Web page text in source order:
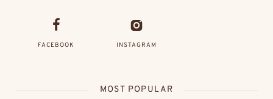
FACEBOOK INSTAGRAM
MOST POPULAR